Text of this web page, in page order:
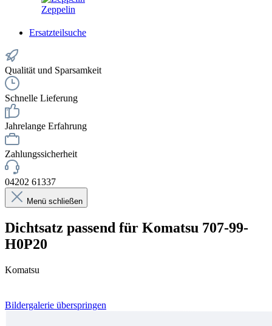
Zeppelin
Ersatzteilsuche
Qualität und Sparsamkeit
Schnelle Lieferung
Jahrelange Erfahrung
Zahlungssicherheit
04202 61337
Menü schließen
Dichtsatz passend für Komatsu 707-99-
H0P20
Komatsu
Bildergalerie überspringen